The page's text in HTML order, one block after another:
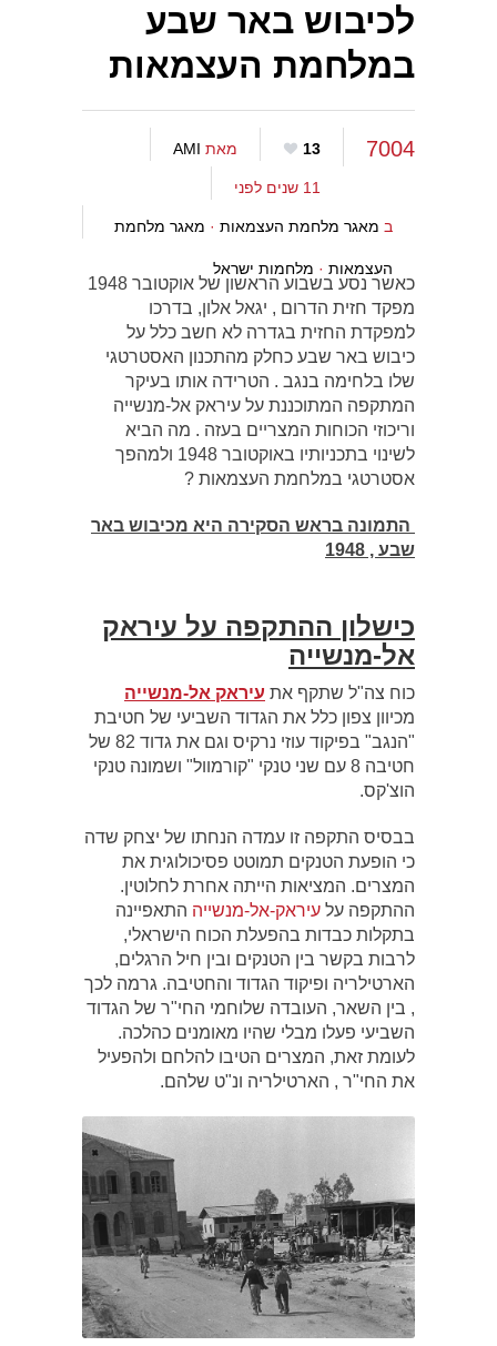
לכיבוש באר שבע
במלחמת העצמאות
7004
13 מאת AMI
11 שנים לפני
ב מאגר מלחמת העצמאות · מאגר מלחמת
העצמאות · מלחמות ישראל
כאשר נסע בשבוע הראשון של אוקטובר 1948
מפקד חזית הדרום , יגאל אלון, בדרכו
למפקדת החזית בגדרה לא חשב כלל על
כיבוש באר שבע כחלק מהתכנון האסטרטגי
שלו בלחימה בנגב . הטרידה אותו בעיקר
המתקפה המתוכננת על עיראק אל-מנשייה
וריכוזי הכוחות המצריים בעזה . מה הביא
לשינוי בתכניותיו באוקטובר 1948 ולמהפך
אסטרטגי במלחמת העצמאות ?
התמונה בראש הסקירה היא מכיבוש באר
שבע , 1948
כישלון ההתקפה על עיראק
אל-מנשייה
כוח צה"ל שתקף את עיראק אל-מנשייה
מכיוון צפון כלל את הגדוד השביעי של חטיבת
"הנגב" בפיקוד עוזי נרקיס וגם את גדוד 82 של
חטיבה 8 עם שני טנקי "קורמוול" ושמונה טנקי
הוצ'קס.
בבסיס התקפה זו עמדה הנחתו של יצחק שדה
כי הופעת הטנקים תמוטט פסיכולוגית את
המצרים. המציאות הייתה אחרת לחלוטין.
ההתקפה על עיראק-אל-מנשייה התאפיינה
בתקלות כבדות בהפעלת הכוח הישראלי,
לרבות בקשר בין הטנקים ובין חיל הרגלים,
הארטילריה ופיקוד הגדוד והחטיבה. גרמה לכך
, בין השאר, העובדה שלוחמי החי"ר של הגדוד
השביעי פעלו מבלי שהיו מאומנים כהלכה.
לעומת זאת, המצרים הטיבו להלחם ולהפעיל
את החי"ר , הארטילריה ונ"ט שלהם.